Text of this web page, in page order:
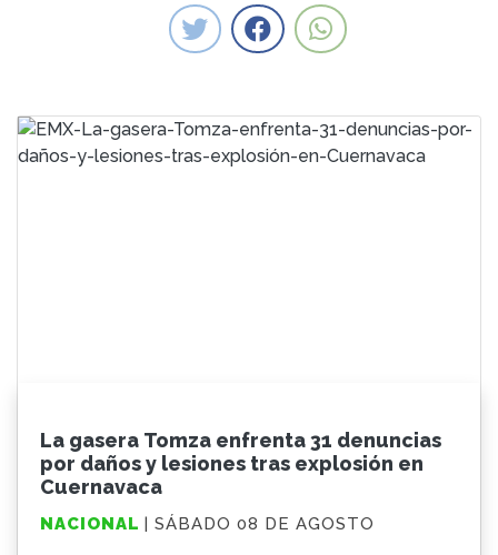
La gasera Tomza enfrenta 31 denuncias
por daños y lesiones tras explosión en
Cuernavaca
NACIONAL | SÁBADO 08 DE AGOSTO